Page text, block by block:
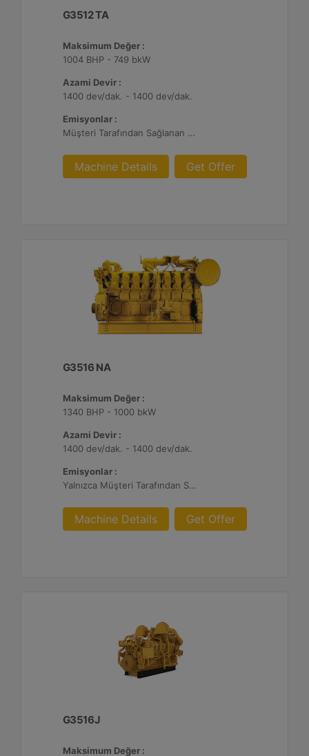
G3512 TA
Maksimum Değer :
1004 BHP - 749 bkW
Azami Devir :
1400 dev/dak. - 1400 dev/dak.
Emisyonlar :
Müşteri Tarafından Sağlanan Atık Arıtma ile NSPS Saha Uyumluluğuna Sahiptir, 0,5 g/bhp-sa. NOx
Machine Details Get Offer
G3516 NA
Maksimum Değer :
1340 BHP - 1000 bkW
Azami Devir :
1400 dev/dak. - 1400 dev/dak.
Emisyonlar :
Yalnızca Müşteri Tarafından Sağlanan Atık Arıtma ile İhracat, %0,5 O2 Ayar Noktası
Machine Details Get Offer
G3516J
Maksimum Değer :